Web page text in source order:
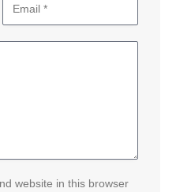
website in this browser